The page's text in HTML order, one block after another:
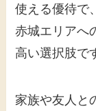
使える優待で
赤城エリアへ
高い選択肢で
家族や友人と